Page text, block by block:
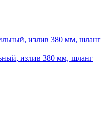
излив 380 мм, шланг